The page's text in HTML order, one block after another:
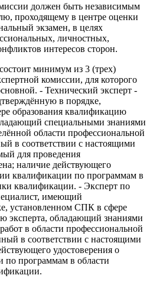
должен быть независимым
проходящему в центре оценки
экзамен, в целях
личностных,
интересов сторон.
минимум из 3 (трех)
комиссии, для которого
- Технический эксперт -
в порядке,
образования квалификацию
специальными знаниями
области профессиональной
в соответствии с настоящими
для проведения
наличие действующего
квалификации по программам в
квалификации. - Эксперт по
имеющий
установленном СПК в сфере
эксперта, обладающий знаниями
в области профессиональной
в соответствии с настоящими
удостоверения о
программам в области